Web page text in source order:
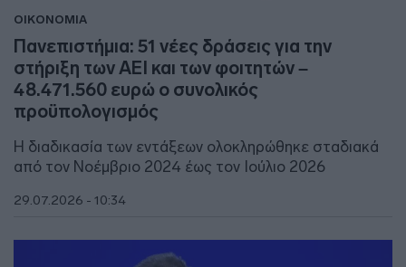
ΟΙΚΟΝΟΜΙΑ
Πανεπιστήμια: 51 νέες δράσεις για την
στήριξη των ΑΕΙ και των φοιτητών –
48.471.560 ευρώ ο συνολικός
προϋπολογισμός
Η διαδικασία των εντάξεων ολοκληρώθηκε σταδιακά
από τον Νοέμβριο 2024 έως τον Ιούλιο 2026
29.07.2026 - 10:34